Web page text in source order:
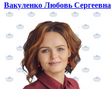
Вакуленко Любовь Сергеевна